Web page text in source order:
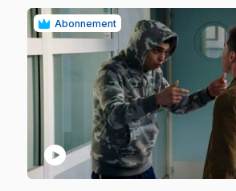
Abonnement
play_circle